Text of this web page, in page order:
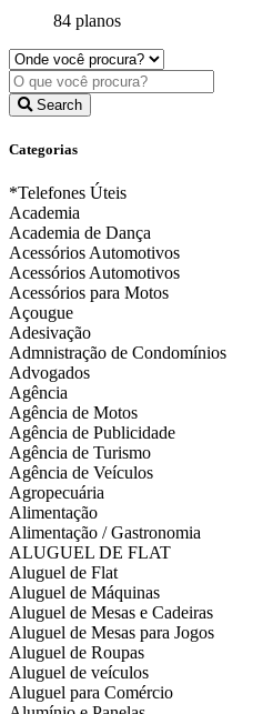
84 planos
Search
Categorias
*Telefones Úteis
Academia
Academia de Dança
Acessórios Automotivos
Acessórios Automotivos
Acessórios para Motos
Açougue
Adesivação
Admnistração de Condomínios
Advogados
Agência
Agência de Motos
Agência de Publicidade
Agência de Turismo
Agência de Veículos
Agropecuária
Alimentação
Alimentação / Gastronomia
ALUGUEL DE FLAT
Aluguel de Flat
Aluguel de Máquinas
Aluguel de Mesas e Cadeiras
Aluguel de Mesas para Jogos
Aluguel de Roupas
Aluguel de veículos
Aluguel para Comércio